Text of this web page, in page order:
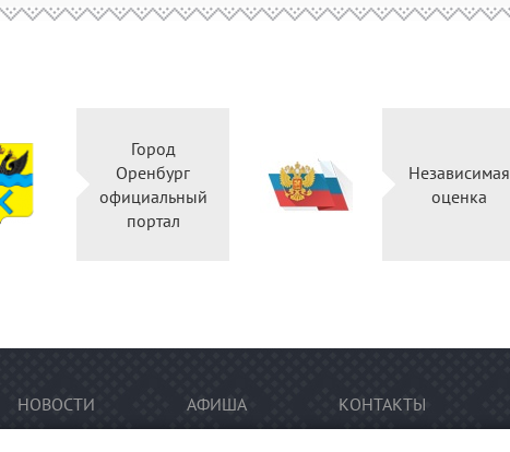
Город
Оренбург
официальный
портал
Независимая
оценка
НОВОСТИ АФИША КОНТАКТЫ